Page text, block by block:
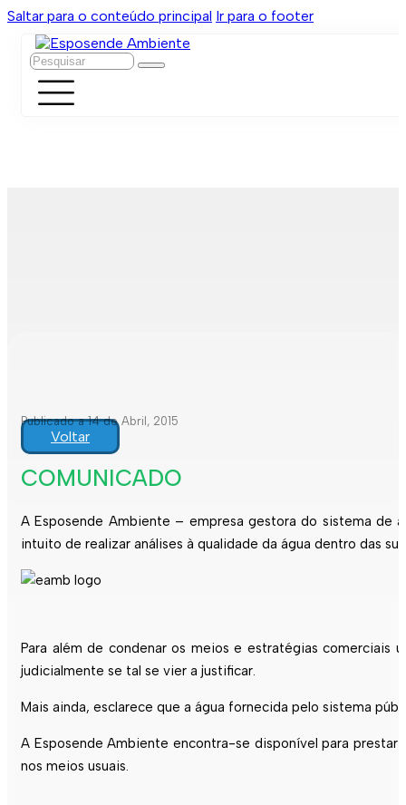
Saltar para o conteúdo principal Ir para o footer
Pesquisar
Publicado a 14 de Abril, 2015
Voltar
COMUNICADO
A Esposende Ambiente – empresa gestora do sistema de
intuito de realizar análises à qualidade da água dentro das
Para além de condenar os meios e estratégias comerciais
judicialmente se tal se vier a justificar.
Mais ainda, esclarece que a água fornecida pelo sistema
A Esposende Ambiente encontra-se disponível para
nos meios usuais.